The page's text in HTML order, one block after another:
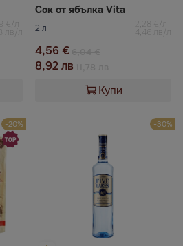
€/л
лв/л
Сок от ябълка Vita
2 л 2,28 €/л
4,46 лв/л
4,56 €
8,92 лв
Купи
-20% -30%